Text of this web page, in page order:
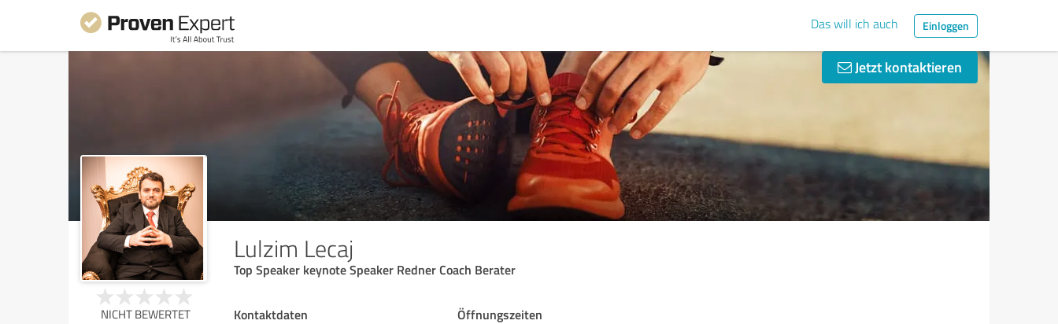
Das will ich auch Einloggen
Jetzt kontaktieren
Lulzim Lecaj
Top Speaker keynote Speaker Redner Coach Berater
NICHT BEWERTET Kontaktdaten Öffnungszeiten